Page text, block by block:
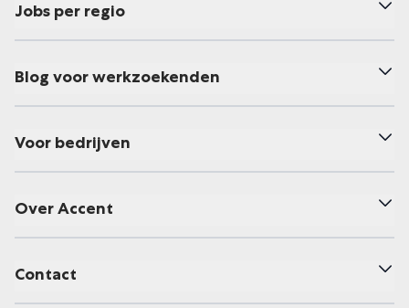
Jobs per regio
Blog voor werkzoekenden
Voor bedrijven
Over Accent
Contact